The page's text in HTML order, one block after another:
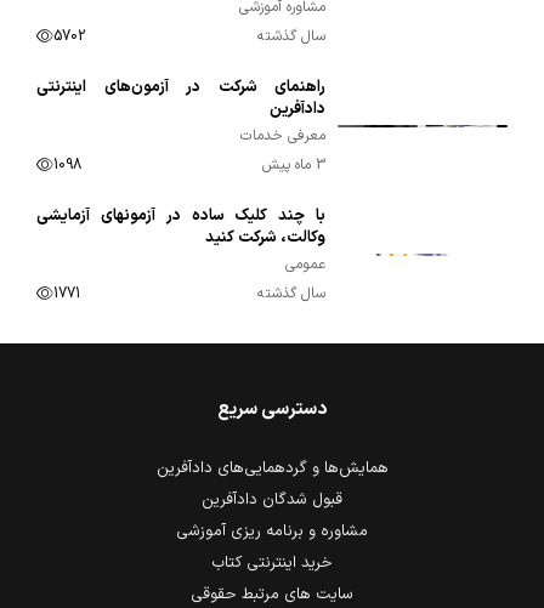
مشاوره آموزشی
سال گذشته
5702
راهنمای شرکت در آزمون‌های اینترنتی
دادآفرین
معرفی خدمات
3 ماه پیش
1098
با چند کلیک ساده در آزمونهای آزمایشی
وکالت، شرکت کنید
عمومی
سال گذشته
1771
دسترسی سریع
همایش‌ها و گردهمایی‌های دادآفرین
قبول شدگان دادآفرین
مشاوره و برنامه ریزی آموزشی
خرید اینترنتی کتاب
سایت های مرتبط حقوقی